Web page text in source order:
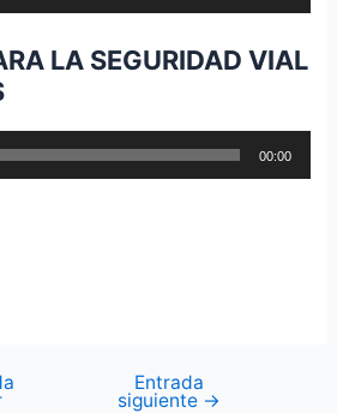
LA SEGURIDAD VIAL
00:00
Entrada
siguiente →